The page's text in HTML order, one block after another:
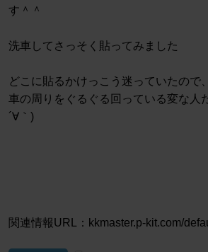
す＾＾
洗車してさっそく貼ってみました
どこに貼るかけっこう迷っていたので、
車の周りをぐるぐる回っている変な人
´∀｀)
関連情報URL：kkmaster.p-kit.com/